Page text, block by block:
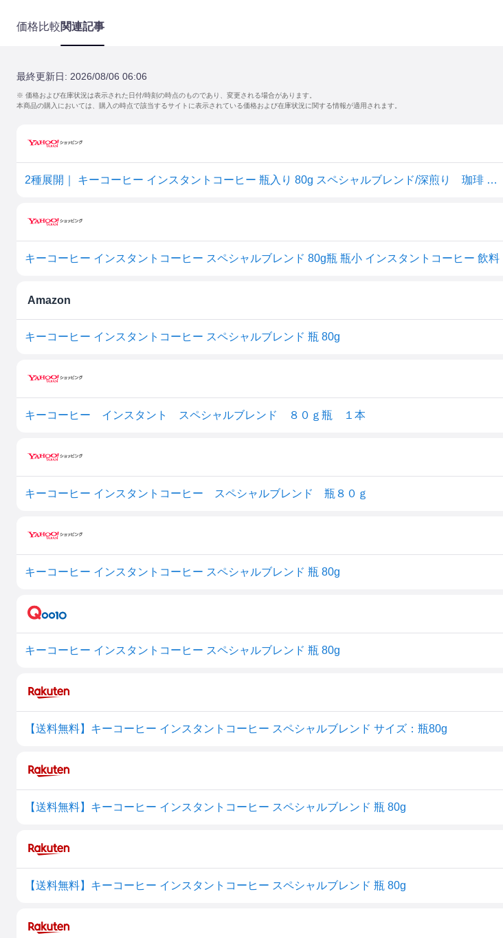
価格比較関連記事
最終更新日: 2026/08/06 06:06
※ 価格および在庫状況は表示された日付/時刻の時点のものであり、変更される場合があります。
本商品の購入においては、購入の時点で該当するサイトに表示されている価格および在庫状況に関する情報が適用されます。
2種展開｜ キーコーヒー インスタントコーヒー 瓶入り 80g スペシャルブレンド/深煎り 珈琲 コーヒーギフト 母の日 父の日 プチギフト
キーコーヒー インスタントコーヒー スペシャルブレンド 80g瓶 瓶小 インスタントコーヒー 飲料
Amazon
キーコーヒー インスタントコーヒー スペシャルブレンド 瓶 80g
キーコーヒー インスタント スペシャルブレンド ８０ｇ瓶 １本
キーコーヒー インスタントコーヒー スペシャルブレンド 瓶８０ｇ
キーコーヒー インスタントコーヒー スペシャルブレンド 瓶 80g
キーコーヒー インスタントコーヒー スペシャルブレンド 瓶 80g
【送料無料】キーコーヒー インスタントコーヒー スペシャルブレンド サイズ：瓶80g
【送料無料】キーコーヒー インスタントコーヒー スペシャルブレンド 瓶 80g
【送料無料】キーコーヒー インスタントコーヒー スペシャルブレンド 瓶 80g